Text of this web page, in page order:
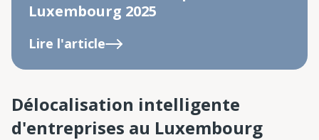
Luxembourg 2025
Lire l'article
Délocalisation intelligente
d'entreprises au Luxembourg